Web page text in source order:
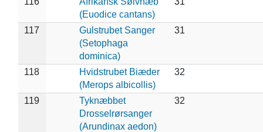
(Euodice cantans)
117
Gulstrubet Sanger
(Setophaga
dominica)
31
118
Hvidstrubet Biæder
(Merops albicollis)
32
119
Tyknæbbet
Drosselrørsanger
(Arundinax aedon)
32